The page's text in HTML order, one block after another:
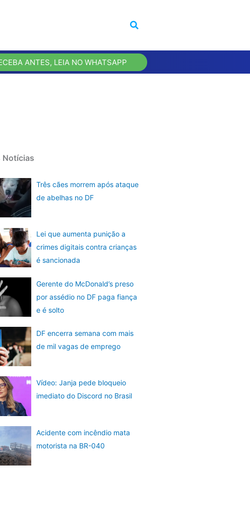
ANTES, LEIA NO WHATSAPP
Notícias
Três cães morrem após ataque
de abelhas no DF
Lei que aumenta punição a
crimes digitais contra crianças
é sancionada
Gerente do McDonald’s preso
por assédio no DF paga fiança
e é solto
DF encerra semana com mais
de mil vagas de emprego
Vídeo: Janja pede bloqueio
imediato do Discord no Brasil
Acidente com incêndio mata
motorista na BR-040